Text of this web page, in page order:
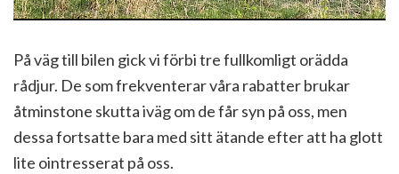
På väg till bilen gick vi förbi tre fullkomligt orädda
rådjur. De som frekventerar våra rabatter brukar
åtminstone skutta iväg om de får syn på oss, men
dessa fortsatte bara med sitt ätande efter att ha glott
lite ointresserat på oss.